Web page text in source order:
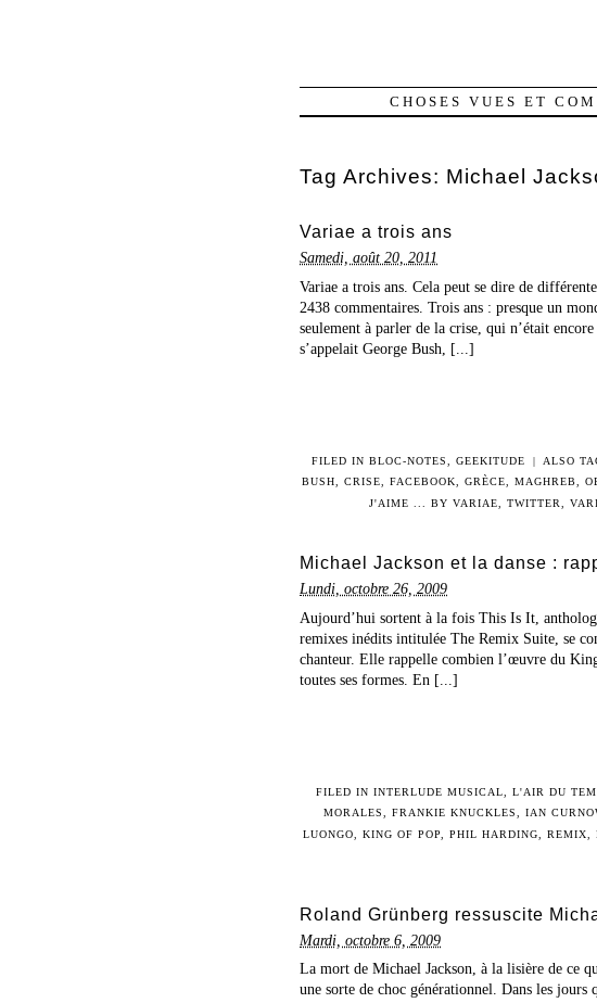
CHOSES VUES ET
Tag Archives: Michael
Variae a trois ans
Samedi, août 20, 2011
Variae a trois ans. Cela peut se dire de
2438 commentaires. Trois ans : presque un
seulement à parler de la crise, qui n’était
s’appelait George Bush, [...]
FILED INBLOC-NOTES ,GEEKITUDE | ALSO
BUSH
CRISE FACEBOOK GRÈCE MAGHREB
J'AIME ... BY VARIAE
TWITTER
Michael Jackson et la danse :
Lundi, octobre 26, 2009
Aujourd’hui sortent à la fois This Is It,
remixes inédits intitulée The Remix Suite, se
chanteur. Elle rappelle combien l’œuvre du
toutes ses formes. En [...]
FILED ININTERLUDE MUSICAL ,L'AIR DU
MORALES
FRANKIE KNUCKLES IAN
LUONGO
,KING OF POP ,PHIL HARDING ,REMIX ,
Roland Grünberg ressuscite
Mardi, octobre 6, 2009
La mort de Michael Jackson, à la lisière de ce
une sorte de choc générationnel. Dans les